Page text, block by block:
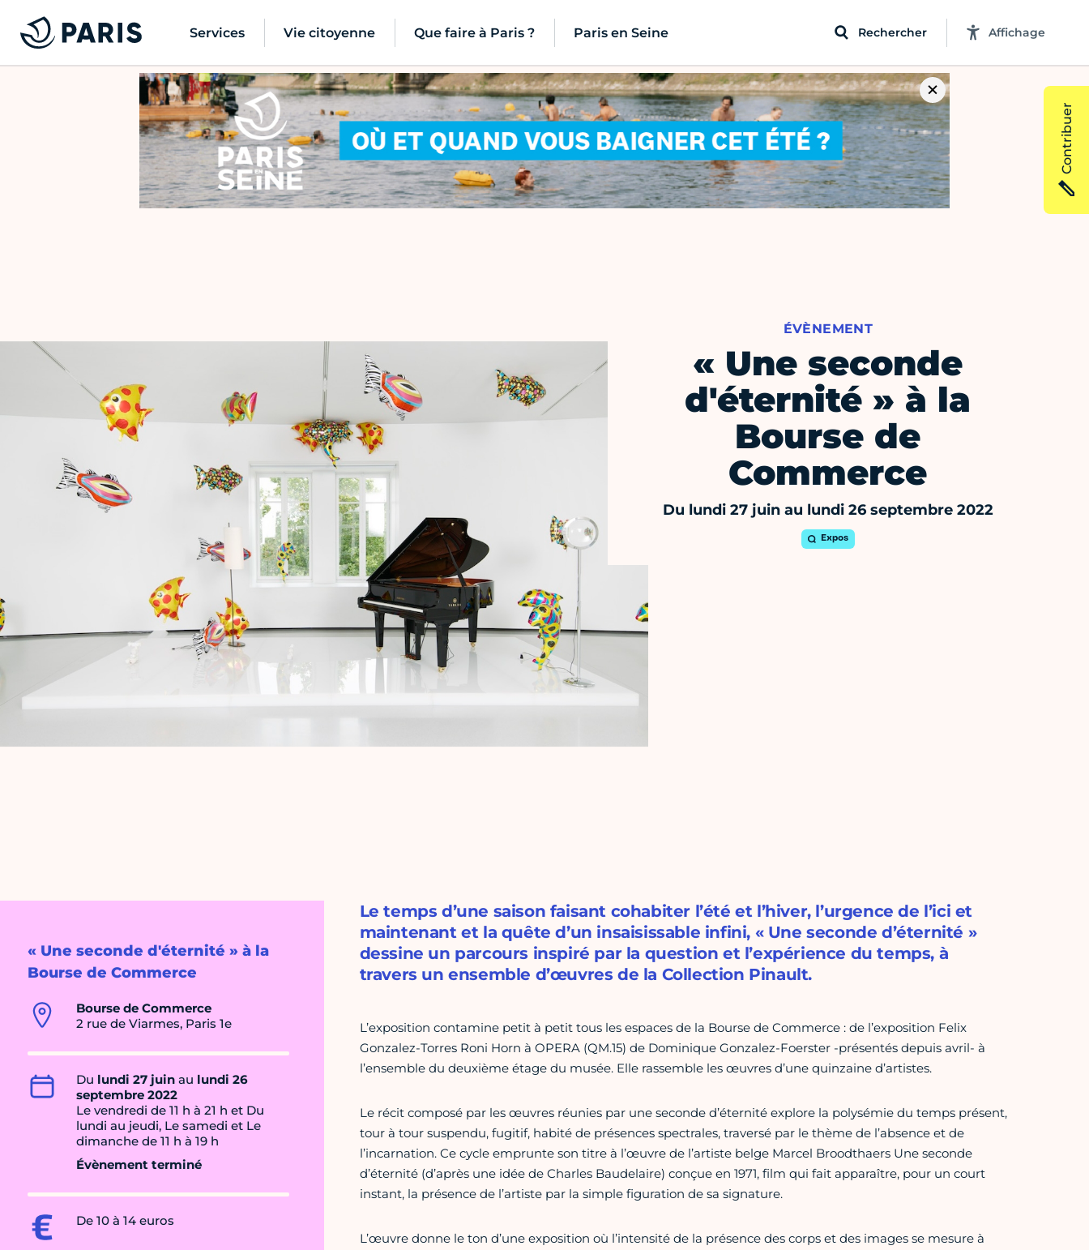
Services Vie citoyenne Que faire à Paris ? Paris en Seine Rechercher Affichage
ÉVÈNEMENT
« Une seconde
d'éternité » à la
Bourse de
Commerce
Du lundi 27 juin au lundi 26 septembre 2022
Expos
« Une seconde d'éternité » à la
Bourse de Commerce
Bourse de Commerce
2 rue de Viarmes, Paris 1e
Du lundi 27 juin au lundi 26
septembre 2022
Le vendredi de 11 h à 21 h et Du
lundi au jeudi, Le samedi et Le
dimanche de 11 h à 19 h
Évènement terminé
De 10 à 14 euros
Le temps d’une saison faisant cohabiter l’été et l’hiver, l’urgence de l’ici et
maintenant et la quête d’un insaisissable infini, « Une seconde d’éternité »
dessine un parcours inspiré par la question et l’expérience du temps, à
travers un ensemble d’œuvres de la Collection Pinault.
L’exposition contamine petit à petit tous les espaces de la Bourse de Commerce : de l’exposition Felix
Gonzalez-Torres Roni Horn à OPERA (QM.15) de Dominique Gonzalez-Foerster -présentés depuis avril- à
l’ensemble du deuxième étage du musée. Elle rassemble les œuvres d’une quinzaine d’artistes.
Le récit composé par les œuvres réunies par une seconde d’éternité explore la polysémie du temps présent,
tour à tour suspendu, fugitif, habité de présences spectrales, traversé par le thème de l’absence et de
l’incarnation. Ce cycle emprunte son titre à l’œuvre de l’artiste belge Marcel Broodthaers Une seconde
d’éternité (d’après une idée de Charles Baudelaire) conçue en 1971, film qui fait apparaître, pour un court
instant, la présence de l’artiste par la simple figuration de sa signature.
L’œuvre donne le ton d’une exposition où l’intensité de la présence des corps et des images se mesure à
Contribuer